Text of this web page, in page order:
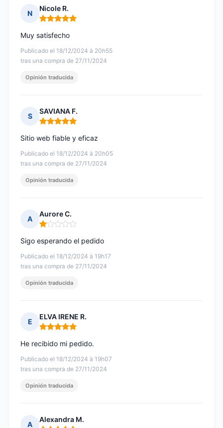
N
Nicole R.
Nota: 5 de 5
Publicado el 18/12/2024 à 20h55
tras una compra de 27/11/2024
Muy satisfecho
Opinión traducida
S
SAVIANA F.
Nota: 5 de 5
Publicado el 18/12/2024 à 20h05
tras una compra de 27/11/2024
Sitio web fiable y eficaz
Opinión traducida
A
Aurore C.
Nota: 1 de 5
Publicado el 18/12/2024 à 19h17
tras una compra de 27/11/2024
Sigo esperando el pedido
Opinión traducida
E
ELVA IRENE R.
Nota: 5 de 5
Publicado el 18/12/2024 à 19h07
tras una compra de 27/11/2024
He recibido mi pedido.
Opinión traducida
A
Alexandra M.